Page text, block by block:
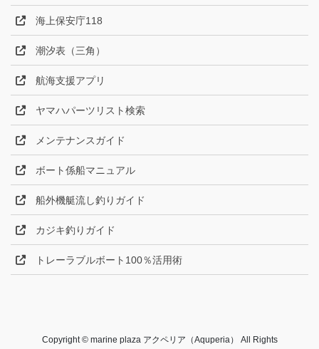
海上保安庁118
潮汐表（三角）
航海支援アプリ
ヤマハパーツリスト検索
メンテナンスガイド
ボート係船マニュアル
船外機艇流し釣りガイド
カジキ釣りガイド
トレーラブルボート100％活用術
Copyright © marine plaza アクペリア（Aquperia） All Rights